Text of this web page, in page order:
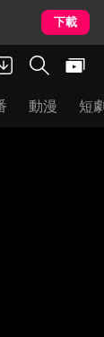
下載
動漫 短